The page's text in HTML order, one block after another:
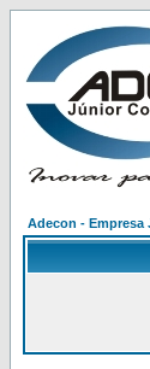
Adecon -